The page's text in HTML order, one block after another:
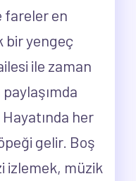
fareler en
bir yengeç
ile zaman
her
gelir. Boş
izlemek, müzik